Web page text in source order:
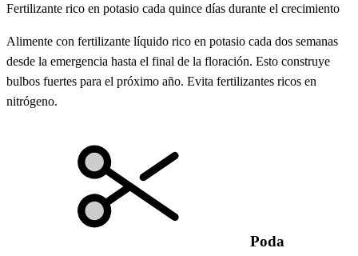
Fertilizante rico en potasio cada quince días durante el crecimiento
Alimente con fertilizante líquido rico en potasio cada dos semanas
desde la emergencia hasta el final de la floración. Esto construye
bulbos fuertes para el próximo año. Evita fertilizantes ricos en
nitrógeno.
Poda